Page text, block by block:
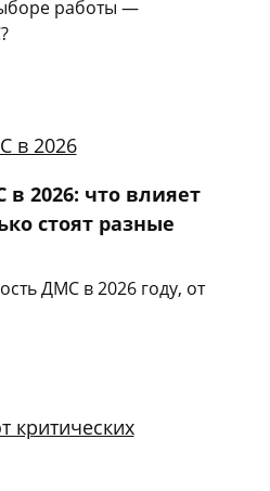
работы —
2026: что влияет
стоят разные
ДМС в 2026 году, от